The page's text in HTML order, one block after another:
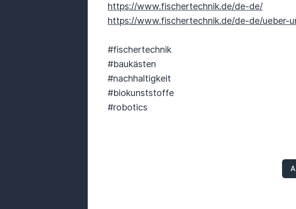
https://www.fischertechnik.de/de-de/
https://www.fischertechnik.de/de-de/ueber-
#fischertechnik
#baukästen
#nachhaltigkeit
#biokunststoffe
#robotics